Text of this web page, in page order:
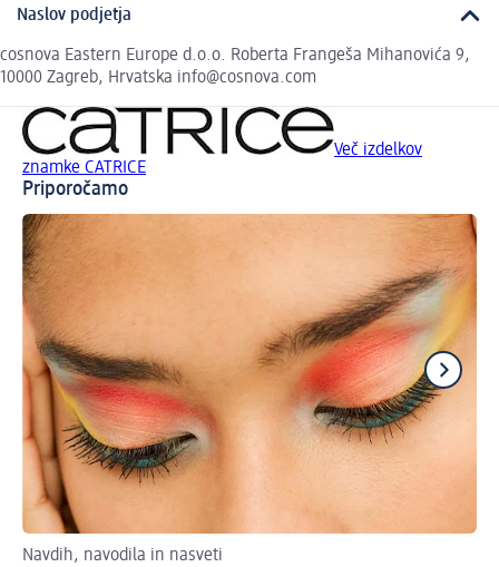
Naslov podjetja
cosnova Eastern Europe d.o.o. Roberta Frangeša Mihanovića 9,
10000 Zagreb, Hrvatska info@cosnova.com
Več izdelkov
znamke CATRICE
Priporočamo
Navdih, navodila in nasveti